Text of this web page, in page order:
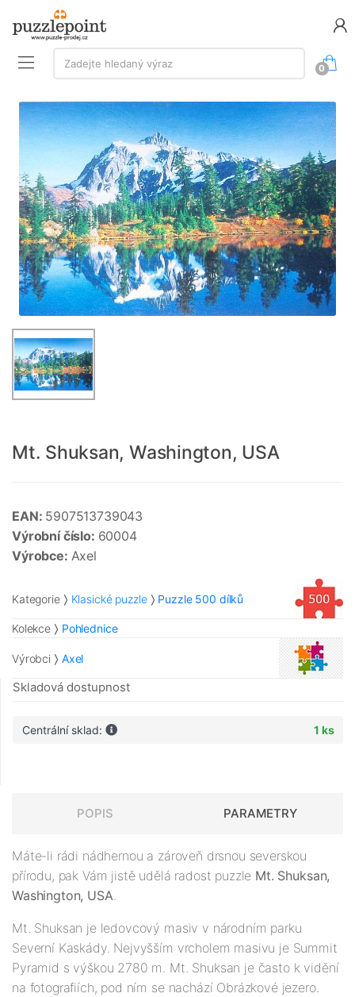
Vyhledávání:
Zadejte hledaný výraz
0
Mt. Shuksan, Washington, USA
EAN: 5907513739043
Výrobní číslo: 60004
Výrobce: Axel
Kategorie Klasické puzzle Puzzle 500 dílků
Kolekce Pohlednice
Výrobci Axel
Skladová dostupnost
Centrální sklad: 1 ks
POPIS PARAMETRY
Máte-li rádi nádhernou a zároveň drsnou severskou
přírodu, pak Vám jistě udělá radost puzzle Mt. Shuksan,
Washington, USA.
Mt. Shuksan je ledovcový masiv v národním parku
Severní Kaskády. Nejvyšším vrcholem masivu je Summit
Pyramid s výškou 2780 m. Mt. Shuksan je často k vidění
na fotografiích, pod ním se nachází Obrázkové jezero.